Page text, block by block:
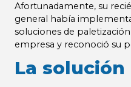
Afortunadamente, su
general había
soluciones de
empresa y reconoció su
La solución